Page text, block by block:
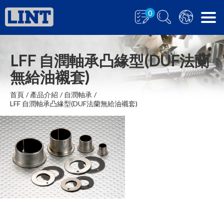
0
LFF 自潤軸承凸緣型(DUF法蘭
無給油襯套)
首頁 產品介紹
自潤軸承
LFF 自潤軸承凸緣型(DUF法蘭無給油襯套)